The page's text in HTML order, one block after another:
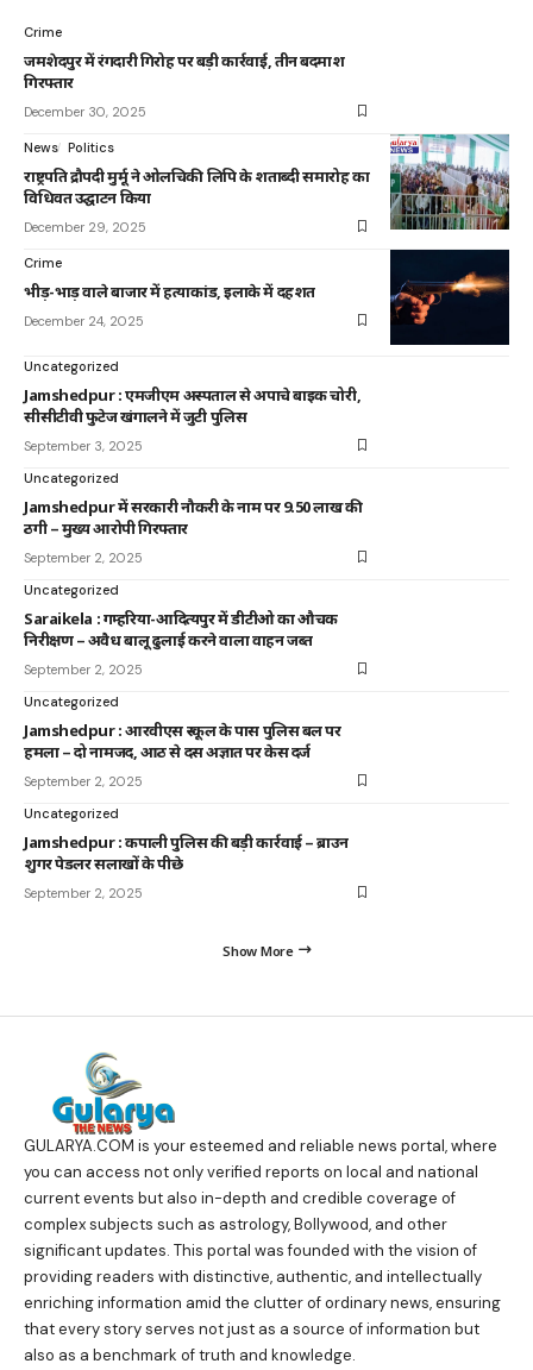
Crime
जमशेदपुर में रंगदारी गिरोह पर बड़ी कार्रवाई, तीन बदमाश
गिरफ्तार
December 30, 2025
News Politics
राष्ट्रपति द्रौपदी मुर्मू ने ओलचिकी लिपि के शताब्दी समारोह का
विधिवत उद्घाटन किया
December 29, 2025
Crime
भीड़-भाड़ वाले बाजार में हत्याकांड, इलाके में दहशत
December 24, 2025
Uncategorized
Jamshedpur : एमजीएम अस्पताल से अपाचे बाइक चोरी,
सीसीटीवी फुटेज खंगालने में जुटी पुलिस
September 3, 2025
Uncategorized
Jamshedpur में सरकारी नौकरी के नाम पर 9.50 लाख की
ठगी – मुख्य आरोपी गिरफ्तार
September 2, 2025
Uncategorized
Saraikela : गम्हरिया-आदित्यपुर में डीटीओ का औचक
निरीक्षण – अवैध बालू ढुलाई करने वाला वाहन जब्त
September 2, 2025
Uncategorized
Jamshedpur : आरवीएस स्कूल के पास पुलिस बल पर
हमला – दो नामजद, आठ से दस अज्ञात पर केस दर्ज
September 2, 2025
Uncategorized
Jamshedpur : कपाली पुलिस की बड़ी कार्रवाई – ब्राउन
शुगर पेडलर सलाखों के पीछे
September 2, 2025
Show More
GULARYA.COM is your esteemed and reliable news portal, where
you can access not only verified reports on local and national
current events but also in-depth and credible coverage of
complex subjects such as astrology, Bollywood, and other
significant updates. This portal was founded with the vision of
providing readers with distinctive, authentic, and intellectually
enriching information amid the clutter of ordinary news, ensuring
that every story serves not just as a source of information but
also as a benchmark of truth and knowledge.